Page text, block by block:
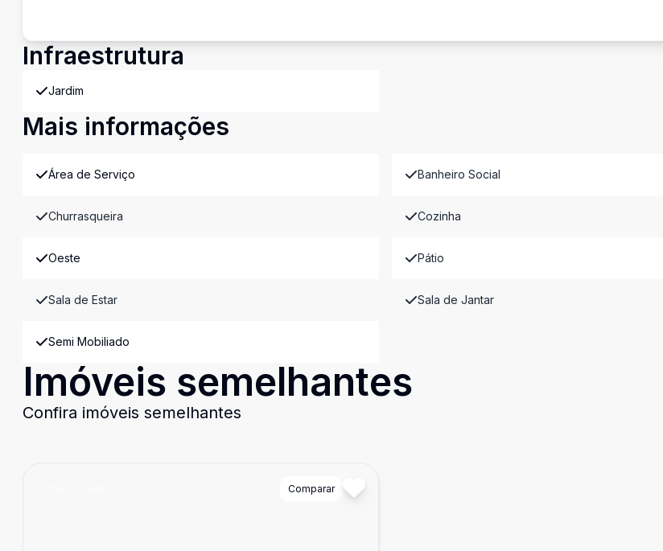
Infraestrutura
Jardim
Mais informações
Área de Serviço Banheiro Social
Churrasqueira Cozinha
Oeste Pátio
Sala de Estar Sala de Jantar
Semi Mobiliado
Imóveis semelhantes
Confira imóveis semelhantes
Comparar